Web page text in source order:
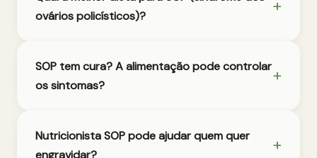
ovários policísticos)?
SOP tem cura? A alimentação pode controlar
os sintomas?
Nutricionista SOP pode ajudar quem quer
engravidar?